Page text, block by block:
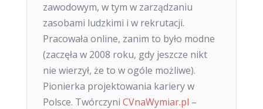
zawodowym, w tym w zarządzaniu
zasobami ludzkimi i w rekrutacji.
Pracowała online, zanim to było modne
(zaczęła w 2008 roku, gdy jeszcze nikt
nie wierzył, że to w ogóle możliwe).
Pionierka projektowania kariery w
Polsce. Twórczyni CVnaWymiar.pl –